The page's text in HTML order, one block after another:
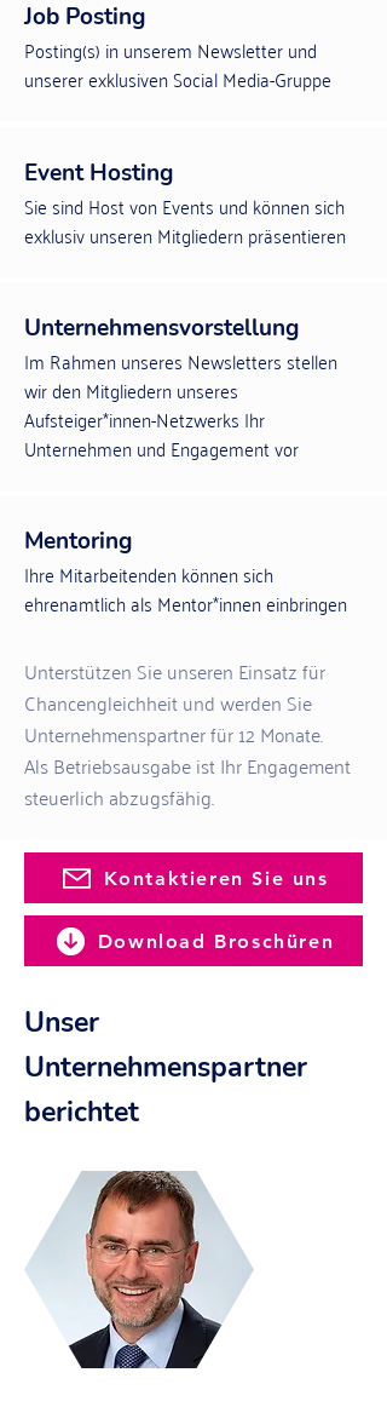
Job Posting
Posting(s) in unserem Newsletter und
unserer exklusiven Social Media-Gruppe
Event Hosting
Sie sind Host von Events und können sich
exklusiv unseren Mitgliedern präsentieren
Unternehmensvorstellung
Im Rahmen unseres Newsletters stellen
wir den Mitgliedern unseres
Aufsteiger*innen-Netzwerks Ihr
Unternehmen und Engagement vor
Mentoring
Ihre Mitarbeitenden können sich
ehrenamtlich als Mentor*innen einbringen
Unterstützen Sie unseren Einsatz für
Chancengleichheit und werden Sie
Unternehmenspartner für 12 Monate.
Als Betriebsausgabe ist Ihr Engagement
steuerlich abzugsfähig.
Kontaktieren Sie uns
Download Broschüren
Unser
Unternehmenspartner
berichtet